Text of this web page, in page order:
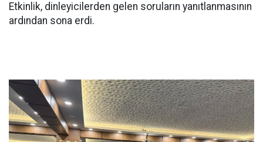
Etkinlik, dinleyicilerden gelen soruların yanıtlanmasının
ardından sona erdi.